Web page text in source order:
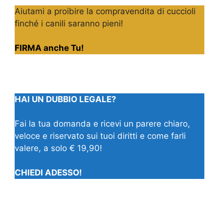
Aiutami a proibire la compravendita di cuccioli
finché i canili saranno pieni!
FIRMA anche Tu!
HAI UN DUBBIO LEGALE?
Fai la tua domanda e ricevi un parere chiaro,
veloce e riservato sui tuoi diritti e come farli
valere, a solo € 19,90!
CHIEDI ADESSO!